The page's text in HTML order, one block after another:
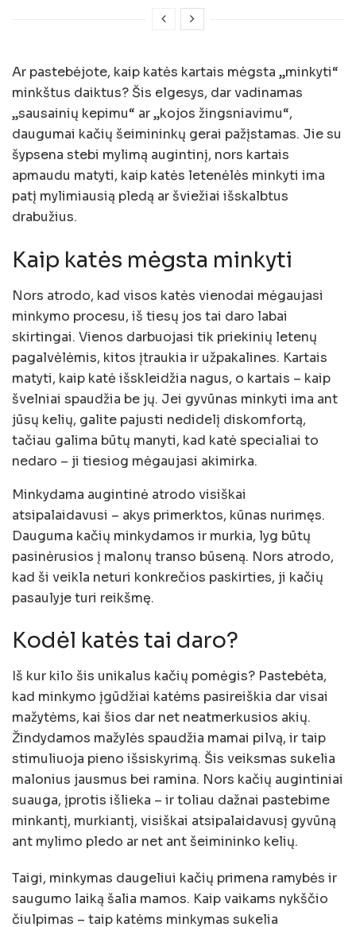
Ar pastebėjote, kaip katės kartais mėgsta „minkyti“
minkštus daiktus? Šis elgesys, dar vadinamas
„sausainių kepimu“ ar „kojos žingsniavimu“,
daugumai kačių šeimininkų gerai pažįstamas. Jie su
šypsena stebi mylimą augintinį, nors kartais
apmaudu matyti, kaip katės letenėlės minkyti ima
patį mylimiausią pledą ar šviežiai išskalbtus
drabužius.
Kaip katės mėgsta minkyti
Nors atrodo, kad visos katės vienodai mėgaujasi
minkymo procesu, iš tiesų jos tai daro labai
skirtingai. Vienos darbuojasi tik priekinių letenų
pagalvėlėmis, kitos įtraukia ir užpakalines. Kartais
matyti, kaip katė išskleidžia nagus, o kartais – kaip
švelniai spaudžia be jų. Jei gyvūnas minkyti ima ant
jūsų kelių, galite pajusti nedidelį diskomfortą,
tačiau galima būtų manyti, kad katė specialiai to
nedaro – ji tiesiog mėgaujasi akimirka.
Minkydama augintinė atrodo visiškai
atsipalaidavusi – akys primerktos, kūnas nurimęs.
Dauguma kačių minkydamos ir murkia, lyg būtų
pasinėrusios į malonų transo būseną. Nors atrodo,
kad ši veikla neturi konkrečios paskirties, ji kačių
pasaulyje turi reikšmę.
Kodėl katės tai daro?
Iš kur kilo šis unikalus kačių pomėgis? Pastebėta,
kad minkymo įgūdžiai katėms pasireiškia dar visai
mažytėms, kai šios dar net neatmerkusios akių.
Žindydamos mažylės spaudžia mamai pilvą, ir taip
stimuliuoja pieno išsiskyrimą. Šis veiksmas sukelia
malonius jausmus bei ramina. Nors kačių augintiniai
suauga, įprotis išlieka – ir toliau dažnai pastebime
minkantį, murkiantį, visiškai atsipalaidavusį gyvūną
ant mylimo pledo ar net ant šeimininko kelių.
Taigi, minkymas daugeliui kačių primena ramybės ir
saugumo laiką šalia mamos. Kaip vaikams nykščio
čiulpimas – taip katėms minkymas sukelia